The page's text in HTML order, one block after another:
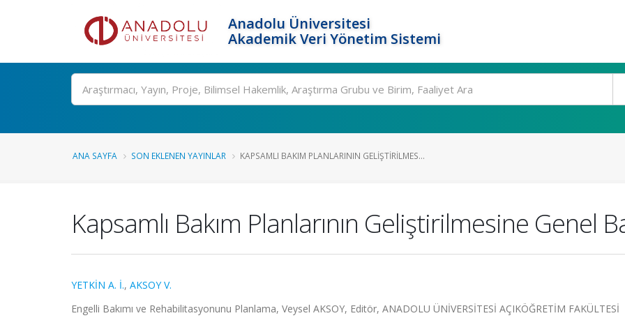
Anadolu Üniversitesi
Akademik Veri Yönetim Sistemi
Ara
ANA SAYFA SON EKLENEN YAYINLAR KAPSAMLI BAKIM PLANLARININ GELIŞTIRILMES...
Kapsamlı Bakım Planlarının Geliştirilmesine Genel
YETKİN A. İ., AKSOY V.
Engelli Bakımı ve Rehabilitasyonunu Planlama, Veysel AKSOY, Editör, ANADOLU ÜNİVERSİTESİ AÇIKÖĞRETİM FAKÜLTESİ